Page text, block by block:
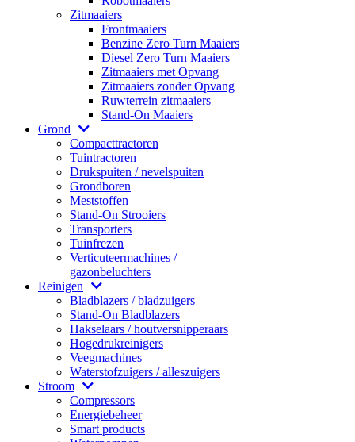
Zitmaaiers
Frontmaaiers
Benzine Zero Turn Maaiers
Diesel Zero Turn Maaiers
Zitmaaiers met Opvang
Zitmaaiers zonder Opvang
Ruwterrein zitmaaiers
Stand-On Maaiers
Grond
Compacttractoren
Tuintractoren
Drukspuiten / nevelspuiten
Grondboren
Meststoffen
Stand-On Strooiers
Transporters
Tuinfrezen
Verticuteermachines /
gazonbeluchters
Reinigen
Bladblazers / bladzuigers
Stand-On Bladblazers
Hakselaars / houtversnipperaars
Hogedrukreinigers
Veegmachines
Waterstofzuigers / alleszuigers
Stroom
Compressors
Energiebeheer
Smart products